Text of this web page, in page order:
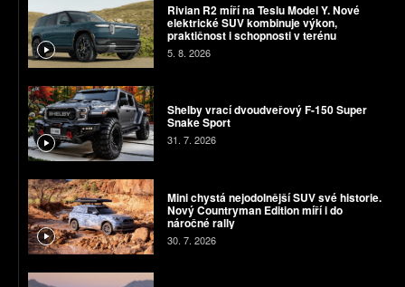
Rivian R2 míří na Teslu Model Y. Nové
elektrické SUV kombinuje výkon,
praktičnost i schopnosti v terénu
5. 8. 2026
Shelby vrací dvoudveřový F-150 Super
Snake Sport
31. 7. 2026
Mini chystá nejodolnější SUV své historie.
Nový Countryman Edition míří i do
náročné rally
30. 7. 2026